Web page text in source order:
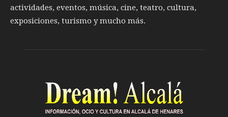
actividades, eventos, música, cine, teatro, cultura,
exposiciones, turismo y mucho más.